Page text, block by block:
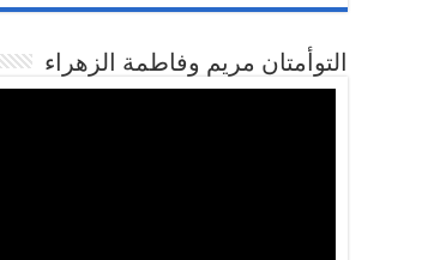
التوأمتان مريم وفاطمة الزهراء